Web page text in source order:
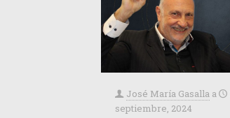
José María Gasalla a
septiembre, 2024